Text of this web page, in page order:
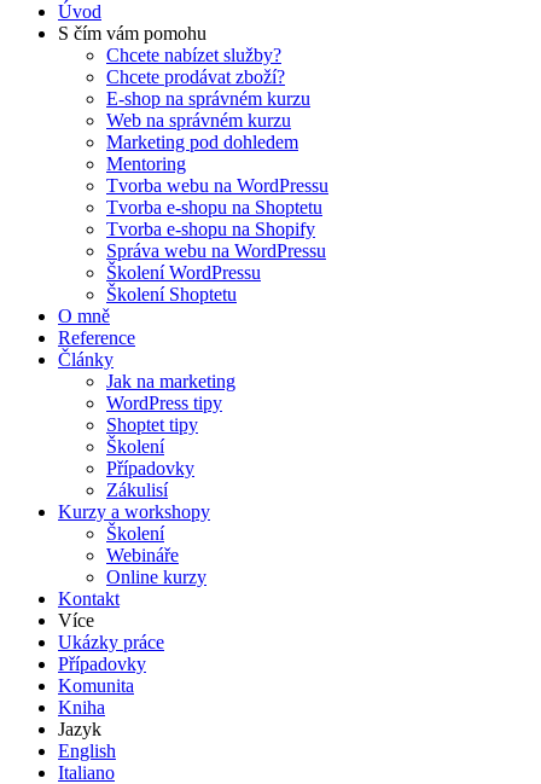
Úvod
S čím vám pomohu
Chcete nabízet služby?
Chcete prodávat zboží?
E-shop na správném kurzu
Web na správném kurzu
Marketing pod dohledem
Mentoring
Tvorba webu na WordPressu
Tvorba e-shopu na Shoptetu
Tvorba e-shopu na Shopify
Správa webu na WordPressu
Školení WordPressu
Školení Shoptetu
O mně
Reference
Články
Jak na marketing
WordPress tipy
Shoptet tipy
Školení
Případovky
Zákulisí
Kurzy a workshopy
Školení
Webináře
Online kurzy
Kontakt
Více
Ukázky práce
Případovky
Komunita
Kniha
Jazyk
English
Italiano